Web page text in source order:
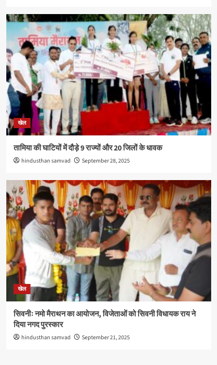
खेल
तामिया की घाटियों में दौड़े 9 राज्यों और 20 जिलों के धावक
hindusthan samvad September 28, 2025
खेल
सिवनीः नमो मैराथन का आयोजन, विजेताओं को सिवनी विधायक राय ने
दिया नगद पुरस्कार
hindusthan samvad September 21, 2025